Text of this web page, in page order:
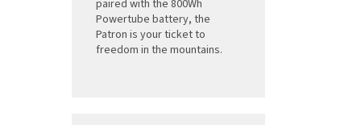
paired with the 800Wh
Powertube battery, the
Patron is your ticket to
freedom in the mountains.